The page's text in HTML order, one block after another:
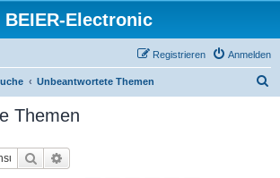
BEIER-Electronic
Anmelden
Registrieren
Unbeantwortete Themen
Themen
Suche